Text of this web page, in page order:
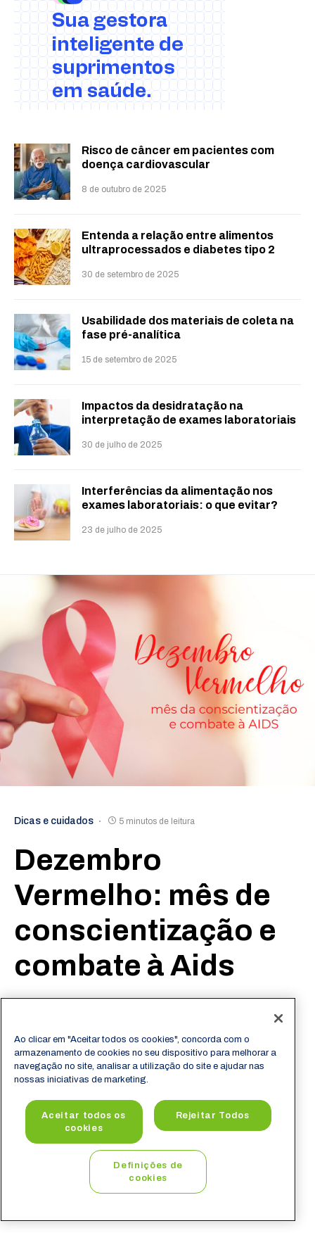
Risco de câncer em pacientes com
doença cardiovascular
8 de outubro de 2025
Entenda a relação entre alimentos
ultraprocessados e diabetes tipo 2
30 de setembro de 2025
Usabilidade dos materiais de coleta na
fase pré-analítica
15 de setembro de 2025
Impactos da desidratação na
interpretação de exames laboratoriais
30 de julho de 2025
Interferências da alimentação nos
exames laboratoriais: o que evitar?
23 de julho de 2025
Dicas e cuidados 5 minutos de leitura
Dezembro
Vermelho: mês de
conscientização e
combate à Aids
que, cada ano, deve servir para desenvolver
e reforçar o esforço mundial da luta contra a
AIDS. O objetivo deste dia é estabelecer o
troca de informações e experiências, e de
criar um espírito de tolerância social.
Ao clicar em "Aceitar todos os cookies", concorda com o
armazenamento de cookies no seu dispositivo para melhorar a
navegação no site, analisar a utilização do site e ajudar nas
nossas iniciativas de marketing.
Aceitar todos os
cookies
Rejeitar Todos
Definições de
cookies